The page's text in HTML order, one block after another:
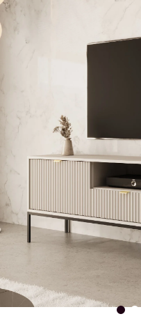
Banken & Stoelen
Kasten & Opbergen
Complete woonkamersets
Accessoires
Bedden
Kasten & Opbergen
Accessoires
Bedden
Kasten & Opbergen
Kasten & Opbergen
Industrieel
Landelijk
Scandinavisch